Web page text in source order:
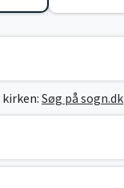
kirken: Søg på sogn.dk